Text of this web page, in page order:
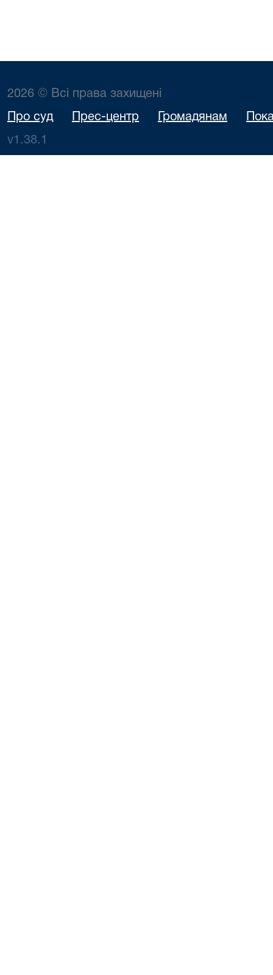
2026 © Всі права захищені
Про суд Прес-центр Громадянам
v1.38.1